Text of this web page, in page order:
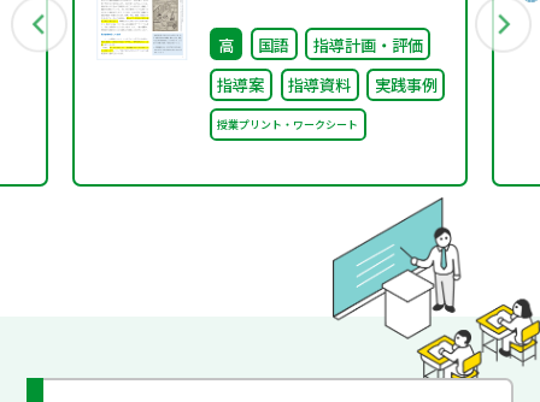
高 国語
指導計画・評価
指導案
指導資料 実践事例
授業プリント・ワークシート